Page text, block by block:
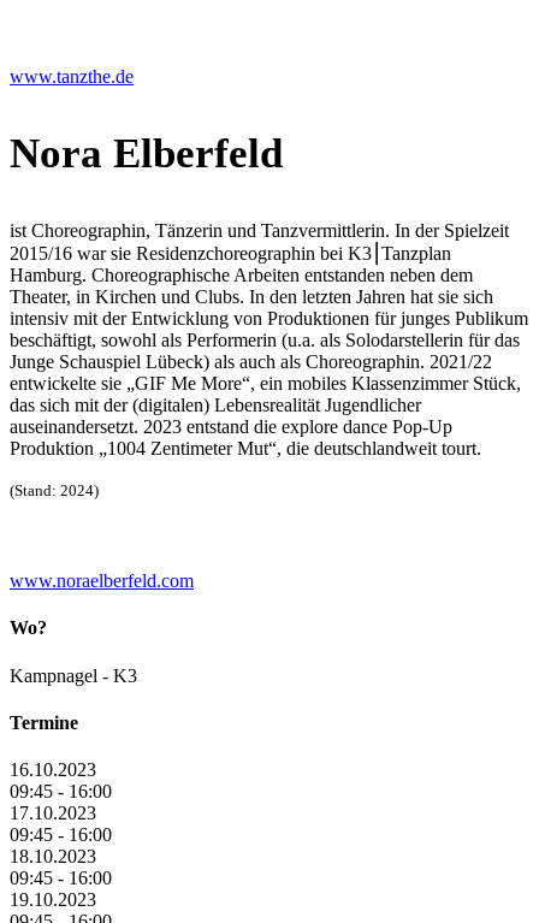
www.tanzthe.de
Nora Elberfeld
ist Choreographin, Tänzerin und Tanzvermittlerin. In der Spielzeit
2015/16 war sie Residenzchoreographin bei K3 Tanzplan
Hamburg. Choreographische Arbeiten entstanden neben dem
Theater, in Kirchen und Clubs. In den letzten Jahren hat sie sich
intensiv mit der Entwicklung von Produktionen für junges Publikum
beschäftigt, sowohl als Performerin (u.a. als Solodarstellerin für das
Junge Schauspiel Lübeck) als auch als Choreographin. 2021/22
entwickelte sie „GIF Me More“, ein mobiles Klassenzimmer Stück,
das sich mit der (digitalen) Lebensrealität Jugendlicher
auseinandersetzt. 2023 entstand die explore dance Pop-Up
Produktion „1004 Zentimeter Mut“, die deutschlandweit tourt.
(Stand: 2024)
www.noraelberfeld.com
Wo?
Kampnagel - K3
Termine
16.10.2023
09:45 - 16:00
17.10.2023
09:45 - 16:00
18.10.2023
09:45 - 16:00
19.10.2023